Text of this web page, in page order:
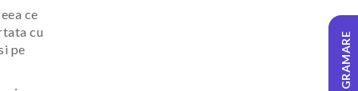
ce
cu
pe
PROGRAMARE